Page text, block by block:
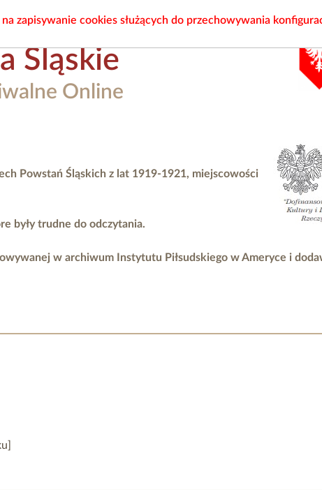
Śląskie
Online
Powstań Śląskich z lat 1919-1921, miejscowości
były trudne do odczytania.
w archiwum Instytutu Piłsudskiego w Ameryce i
zapisywanie cookies służących do przechowywania